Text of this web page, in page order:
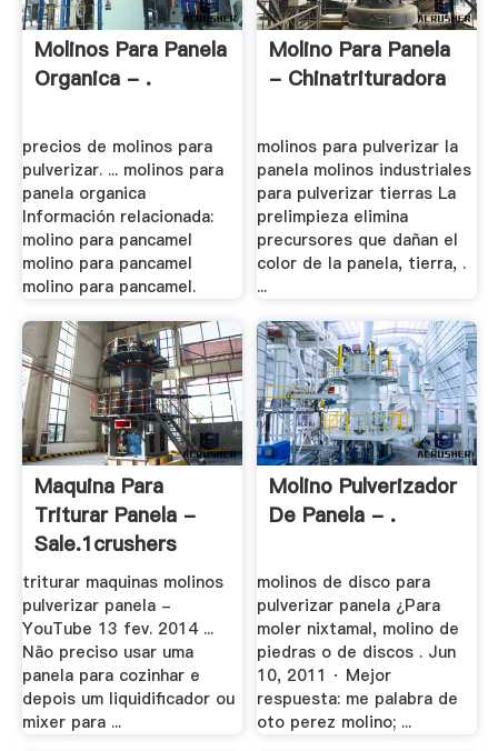
Molinos Para Panela
Organica - .
precios de molinos para
pulverizar. ... molinos para
panela organica
Información relacionada:
molino para pancamel
molino para pancamel
molino para pancamel.
Molino Para Panela
- Chinatrituradora
molinos para pulverizar la
panela molinos industriales
para pulverizar tierras La
prelimpieza elimina
precursores que dañan el
color de la panela, tierra, .
...
Maquina Para
Triturar Panela -
Sale.1crushers
triturar maquinas molinos
pulverizar panela -
YouTube 13 fev. 2014 ...
Não preciso usar uma
panela para cozinhar e
depois um liquidificador ou
mixer para ...
Molino Pulverizador
De Panela - .
molinos de disco para
pulverizar panela ¿Para
moler nixtamal, molino de
piedras o de discos . Jun
10, 2011 · Mejor
respuesta: me palabra de
oto perez molino; ...